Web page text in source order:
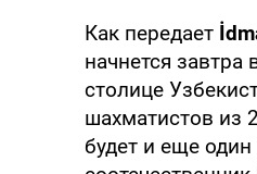
Как передает
начнется завтра
столице
шахматистов из
будет и еще